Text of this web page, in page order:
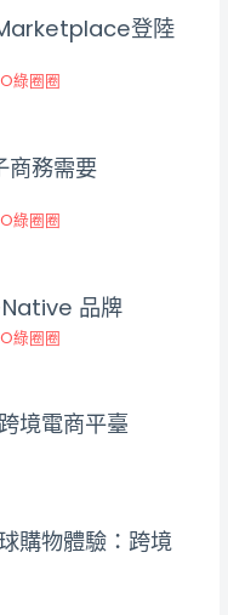
登陸
綠圈圈
商務需要
綠圈圈
Native 品牌
綠圈圈
境電商平臺
購物體驗：跨境